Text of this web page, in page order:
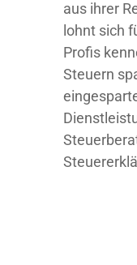
aus ihrer
lohnt sich
Profis
Steuern